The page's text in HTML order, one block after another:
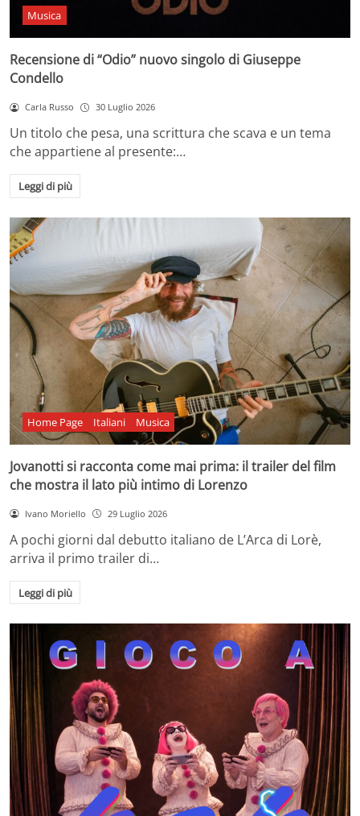
Musica
Recensione di “Odio” nuovo singolo di Giuseppe
Condello
Carla Russo 30 Luglio 2026
Un titolo che pesa, una scrittura che scava e un tema
che appartiene al presente:…
Leggi di più
Home Page Italiani Musica
Jovanotti si racconta come mai prima: il trailer del film
che mostra il lato più intimo di Lorenzo
Ivano Moriello 29 Luglio 2026
A pochi giorni dal debutto italiano de L’Arca di Lorè,
arriva il primo trailer di…
Leggi di più